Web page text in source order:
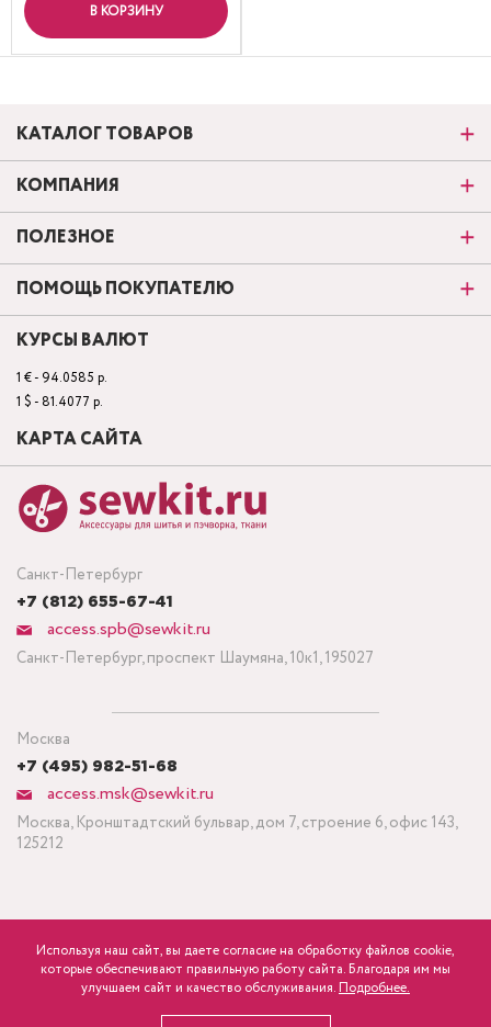
р. розница Минимальный заказ ткани от 3 метров
В КОРЗИНУ
Санкт-Петербург
+7 (812) 655-67-41
access.spb@sewkit.ru
Санкт-Петербург, проспект Шаумяна, 10к1, 195027
Москва
+7 (495) 982-51-68
access.msk@sewkit.ru
Москва, Кронштадтский бульвар, дом 7, строение 6, офис 143,
125212
КАТАЛОГ ТОВАРОВ
КОМПАНИЯ
ПОЛЕЗНОЕ
ПОМОЩЬ ПОКУПАТЕЛЮ
КУРСЫ ВАЛЮТ
1 € - 94.0585 р.
1 $ - 81.4077 р.
КАРТА САЙТА
Политика конфиденциальности
ПОДПИСАТЬСЯ НА НОВОСТИ
Используя наш сайт, вы даете согласие на обработку файлов cookie,
которые обеспечивают правильную работу сайта. Благодаря им мы
улучшаем сайт и качество обслуживания. Подробнее.